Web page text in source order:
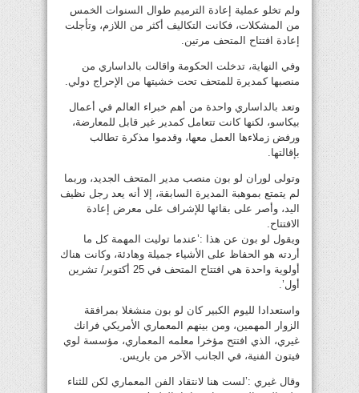
ولم تخلو عملية إعادة الترميم طوال السنوات الخمس
من المشكلات، فكانت التكاليف أكثر من اللازم، وتأجلت
إعادة افتتاح المتحف مرتين.
وفي النهاية، تدخلت الحكومة واقالت بالداساري من
منصبها كمديرة للمتحف تحت خشيتها من الإحراج دولي.
وتعد بالداساري واحدة من أهم خبراء العالم في أعمال
بيكاسو، لكنها كانت تتعامل كمدير غير قابل للمعارضة،
ورفض زملاءها العمل معها، وقدموا مذكرة تطالب
بإقالتها.
وتولى لوران لو بون منصب مدير المتحف الجديد، وربما
لم يتمتع بموهبة المديرة السابقة، إلا أنه يعد رجل نظيف
اليد، وأصر على بقائها للإشراف على معرض إعادة
الافتتاح.
ويقول لو بون عن هذا :’عندما توليت المهمة كل ما
أردته هو الحفاظ على الأشياء جميلة وهادئة، وكانت هناك
أولوية واحدة هي افتتاح المتحف في 25 أكتوبر/ تشرين
أول’.
واستعدادا لليوم الكبير كان لو بون منشغلا بمرافقة
الزوار المهمين، ومن بينهم المعماري الأمريكي فرانك
غيري، الذي افتتح مؤخرا معلمه المعماري، مؤسسة لوي
فيتون الفنية، في الجانب الآخر من باريس.
وقال غيري :’لست هنا لانتقاد الفن المعماري لكن للثناء